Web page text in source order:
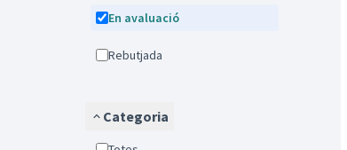
En avaluació
Rebutjada
Categoria